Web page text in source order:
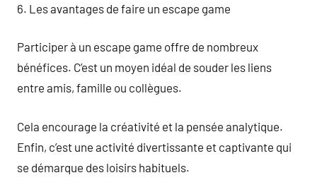
6. Les avantages de faire un escape game
Participer à un escape game offre de nombreux
bénéfices. C’est un moyen idéal de souder les liens
entre amis, famille ou collègues.
Cela encourage la créativité et la pensée analytique.
Enfin, c’est une activité divertissante et captivante qui
se démarque des loisirs habituels.